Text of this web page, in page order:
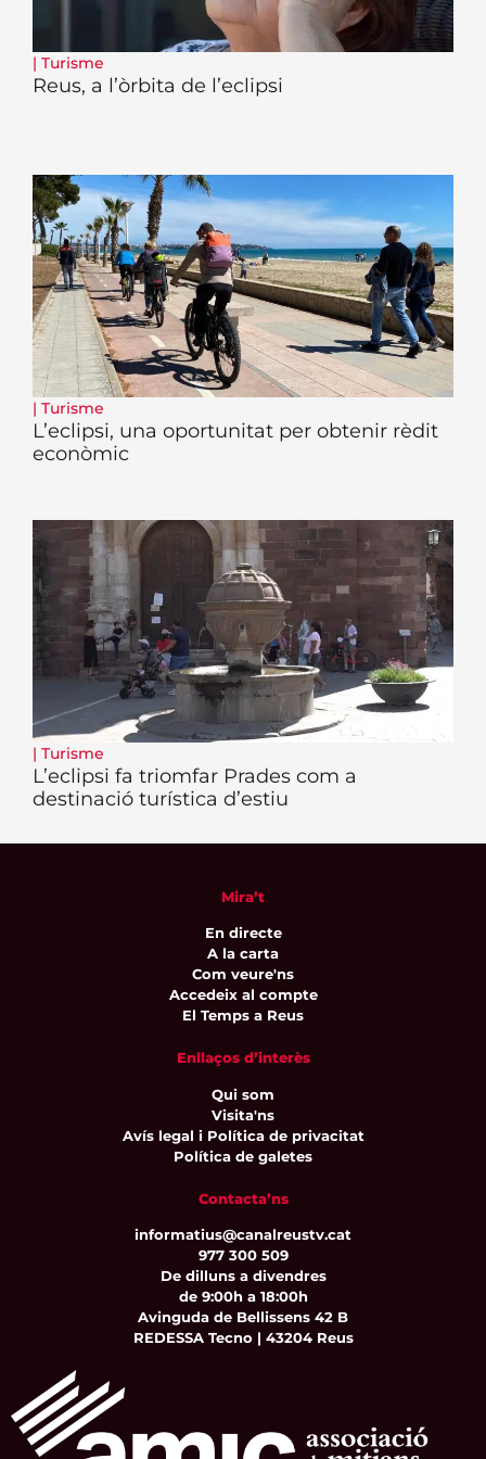
| Turisme
Reus, a l’òrbita de l’eclipsi
| Turisme
L’eclipsi, una oportunitat per obtenir rèdit
econòmic
| Turisme
L’eclipsi fa triomfar Prades com a
destinació turística d’estiu
Mira’t
En directe
A la carta
Com veure'ns
Accedeix al compte
El Temps a Reus
Enllaços d’interès
Qui som
Visita'ns
Avís legal i Política de privacitat
Política de galetes
Contacta’ns
informatius@canalreustv.cat
977 300 509
De dilluns a divendres
de 9:00h a 18:00h
Avinguda de Bellissens 42 B
REDESSA Tecno | 43204 Reus